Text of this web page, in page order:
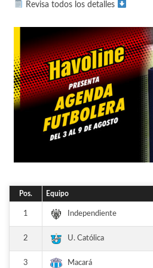
Revisa todos los detalles
Pos. Equipo
1 Independiente
2 U. Católica
3 Macará